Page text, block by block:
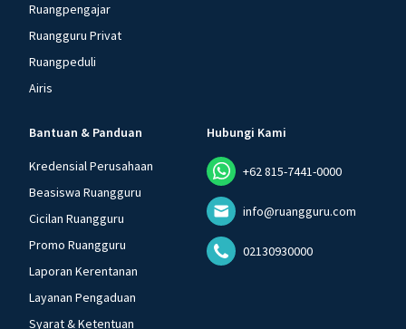
Ruangpengajar
Ruangguru Privat
Ruangpeduli
Airis
Bantuan & Panduan
Kredensial Perusahaan
Beasiswa Ruangguru
Cicilan Ruangguru
Promo Ruangguru
Laporan Kerentanan
Layanan Pengaduan
Syarat & Ketentuan
Hubungi Kami
+62 815-7441-0000
info@ruangguru.com
02130930000